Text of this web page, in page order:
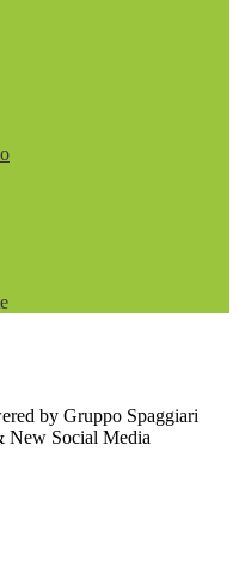
by Gruppo Spaggiari
New Social Media